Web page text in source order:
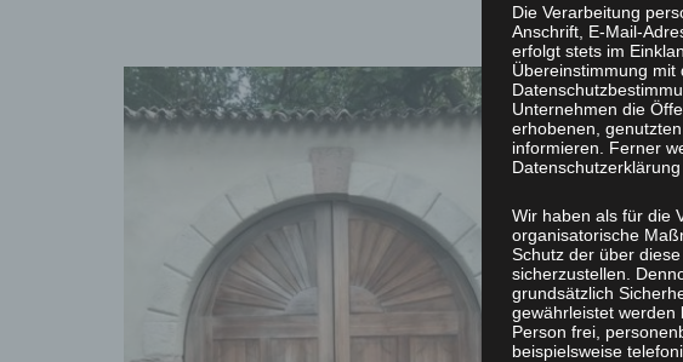
Die Verarbeitung
Anschrift, E-Mail-
erfolgt stets im
Übereinstimmung mit
Unternehmen die
erhobenen,
informieren. Ferner
Wir haben als für die
organisatorische
Schutz der über
sicherzustellen.
grundsätzlich
gewährleistet werden
Person frei,
beispielsweise